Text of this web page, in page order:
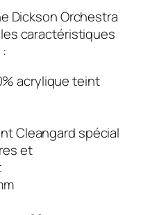
Dickson Orchestra
caractéristiques
acrylique teint
Cleangard spécial
et